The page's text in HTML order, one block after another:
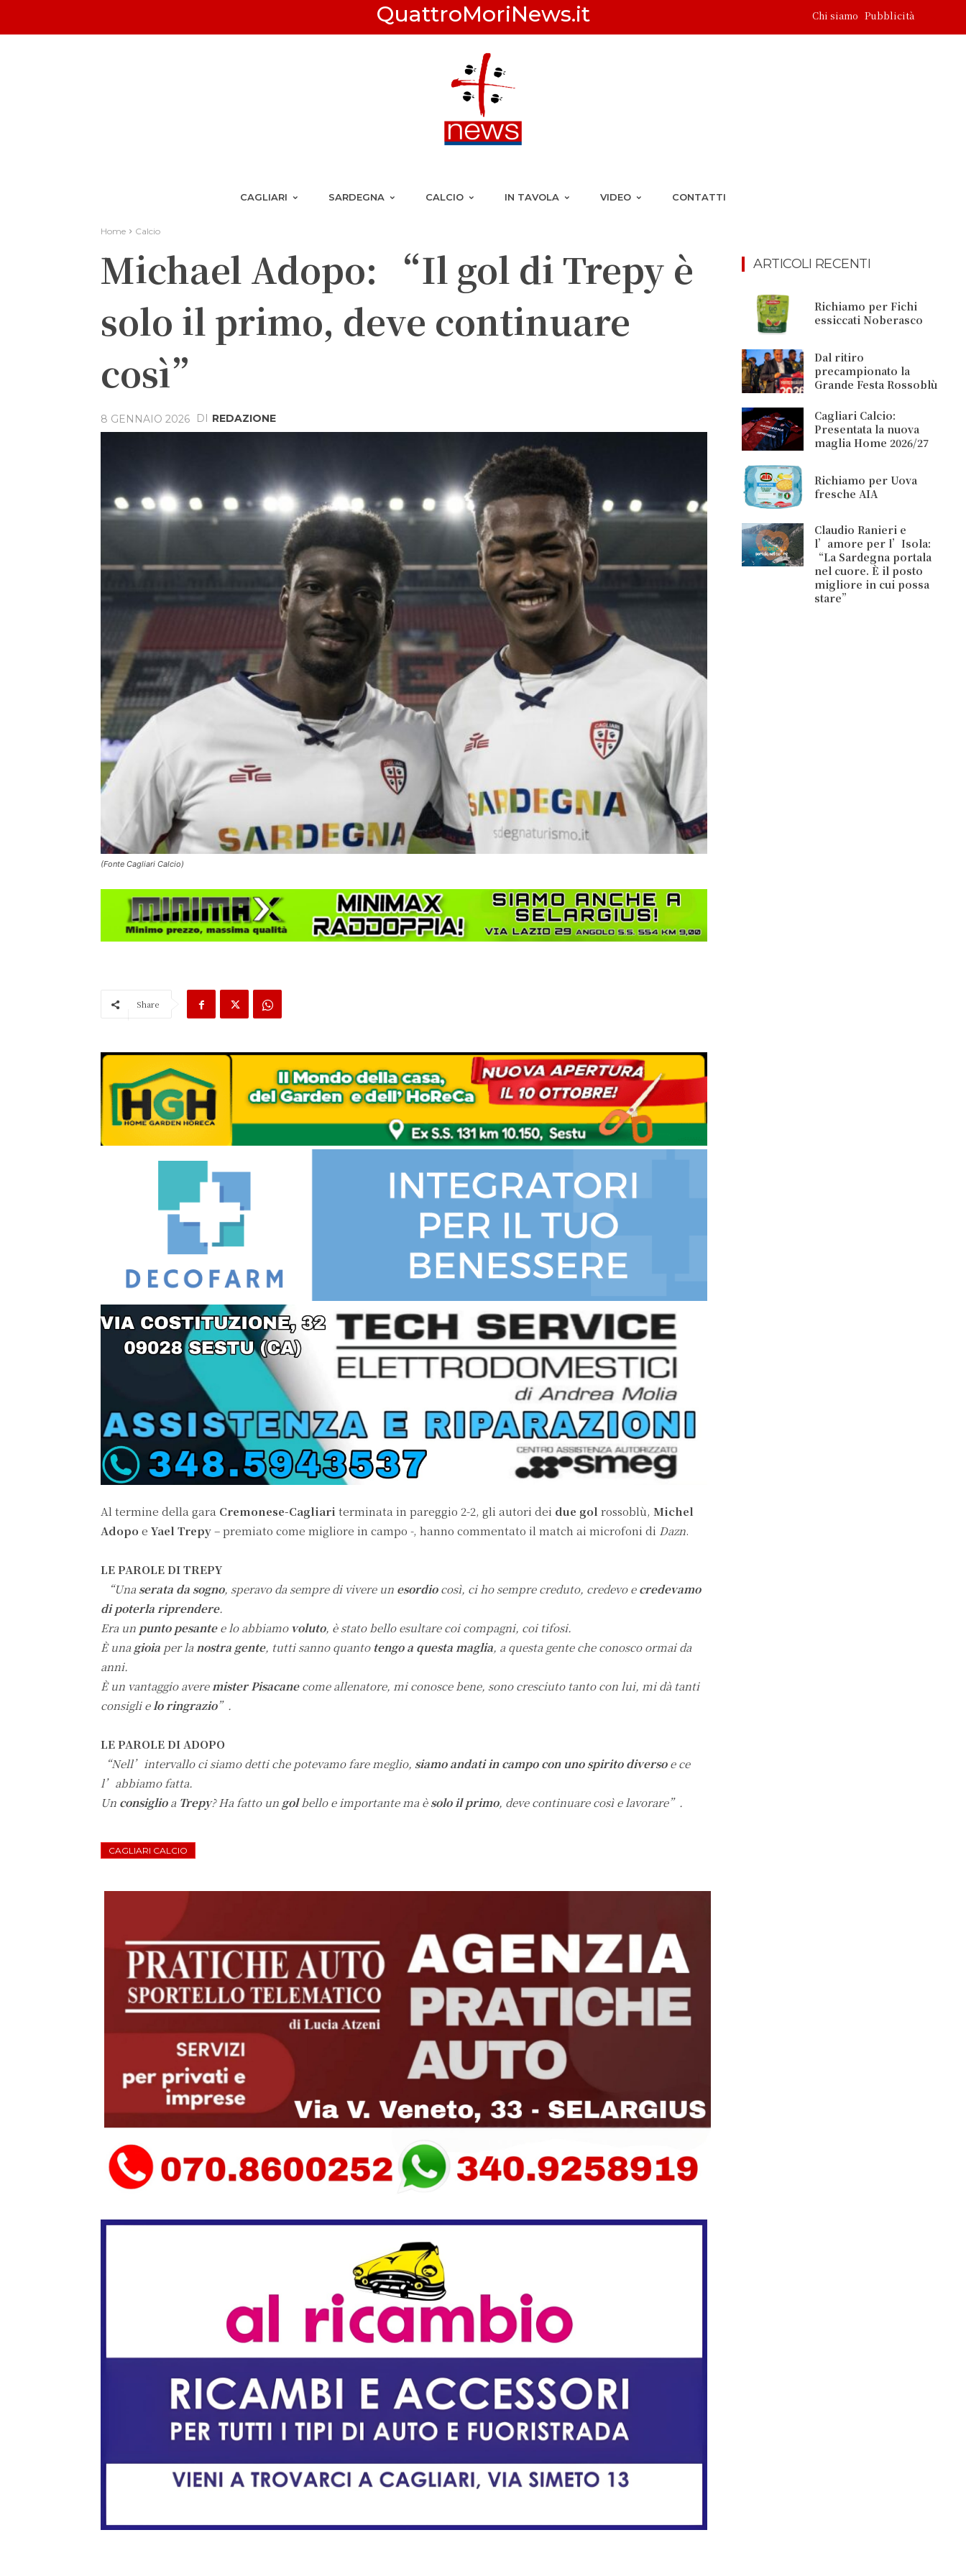
QuattroMoriNews.it Chi siamo Pubblicità
CAGLIARI SARDEGNA CALCIO IN TAVOLA VIDEO CONTATTI
Home Calcio
Michael Adopo: “Il gol di Trepy è
solo il primo, deve continuare
così”
8 GENNAIO 2026 DI REDAZIONE
(Fonte Cagliari Calcio)
Share
Al termine della gara Cremonese-Cagliari terminata in pareggio 2-2, gli autori dei due gol rossoblù, Michel
Adopo e Yael Trepy– premiato come migliore in campo -, hanno commentato il match ai microfoni di Dazn.
LE PAROLE DI TREPY
“Una serata da sogno, speravo da sempre di vivere un esordiocosì, ci ho sempre creduto, credevo ecredevamo
di poterla riprendere.
Era un punto pesantee lo abbiamo voluto, è stato bello esultare coi compagni, coi tifosi.
È una gioia per la nostra gente, tutti sanno quantotengo a questa maglia, a questa gente che conosco ormai da
anni.
È un vantaggio avere mister Pisacanecome allenatore, mi conosce bene, sono cresciuto tanto con lui, mi dà tanti
consigli e lo ringrazio”.
LE PAROLE DI ADOPO
“Nell’intervallo ci siamo detti che potevamo fare meglio, siamo andati in campo con uno spirito diversoe ce
l’abbiamo fatta.
Un consiglioa Trepy? Ha fatto un golbello e importante ma èsolo il primo, deve continuare così e lavorare”.
CAGLIARI CALCIO
ARTICOLI RECENTI
Richiamo per Fichi
essiccati Noberasco
Dal ritiro
precampionato la
Grande Festa Rossoblù
Cagliari Calcio:
Presentata la nuova
maglia Home 2026/27
Richiamo per Uova
fresche AIA
Claudio Ranieri e
l’amore per l’Isola:
“La Sardegna portala
nel cuore. È il posto
migliore in cui possa
stare”